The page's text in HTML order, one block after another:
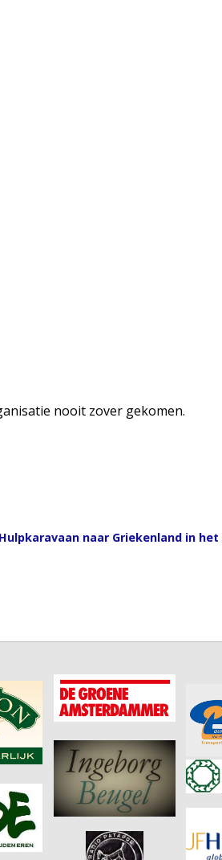
nooit zover gekomen.
Hulpkaravaan naar Griekenland in